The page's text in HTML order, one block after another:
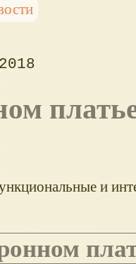
и